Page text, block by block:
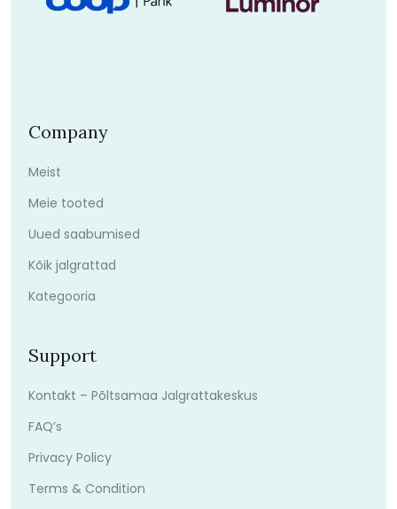
Company
Meist
Meie tooted
Uued saabumised
Kõik jalgrattad
Kategooria
Support
Kontakt – Põltsamaa Jalgrattakeskus
FAQ’s
Privacy Policy
Terms & Condition